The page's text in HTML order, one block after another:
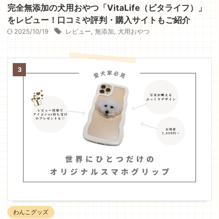
完全無添加の犬用おやつ「VitaLife（ビタライフ）」
をレビュー！口コミや評判・購入サイトもご紹介
2025/10/19 レビュー 無添加 犬用おやつ
3
わんこグッズ